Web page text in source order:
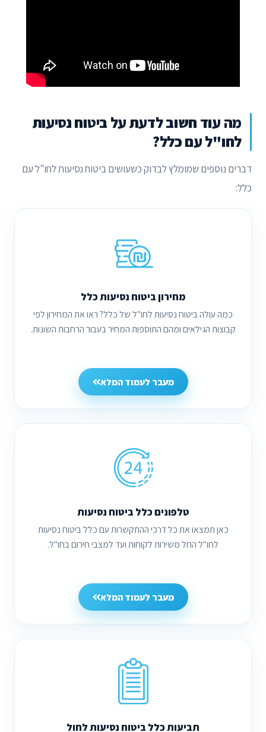
מה עוד חשוב לדעת על ביטוח נסיעות
לחו"ל עם כלל?
דברים נוספים שמומלץ לבדוק כשעושים ביטוח נסיעות לחו"ל עם
כלל:
מחירון ביטוח נסיעות כלל
כמה עולה ביטוח נסיעות לחו"ל של כלל? ראו את המחירון לפי
קבוצות הגילאים ומהם התוספות המחיר בעבור הרחבות השונות.
מעבר לעמוד המלא
טלפונים כלל ביטוח נסיעות
כאן תמצאו את כל דרכי ההתקשרות עם כלל ביטוח נסיעות
לחו"ל החל משירות לקוחות ועד למצבי חירום בחו"ל.
מעבר לעמוד המלא
תביעות כלל ביטוח נסיעות לחול